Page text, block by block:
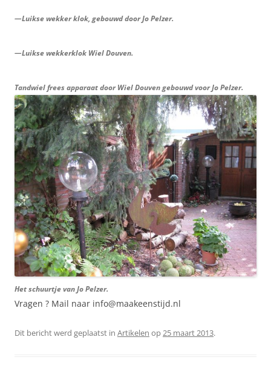
—Luikse wekker klok, gebouwd door Jo Pelzer.
—Luikse wekkerklok Wiel Douven.
Tandwiel frees apparaat door Wiel Douven gebouwd voor Jo Pelzer.
Het schuurtje van Jo Pelzer.
Vragen ? Mail naar info@maakeenstijd.nl
Dit bericht werd geplaatst in Artikelen op25 maart 2013.